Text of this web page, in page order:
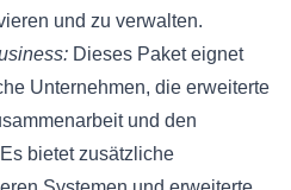
und zu verwalten.
Dieses Paket eignet
Unternehmen, die erweiterte
und den
bietet zusätzliche